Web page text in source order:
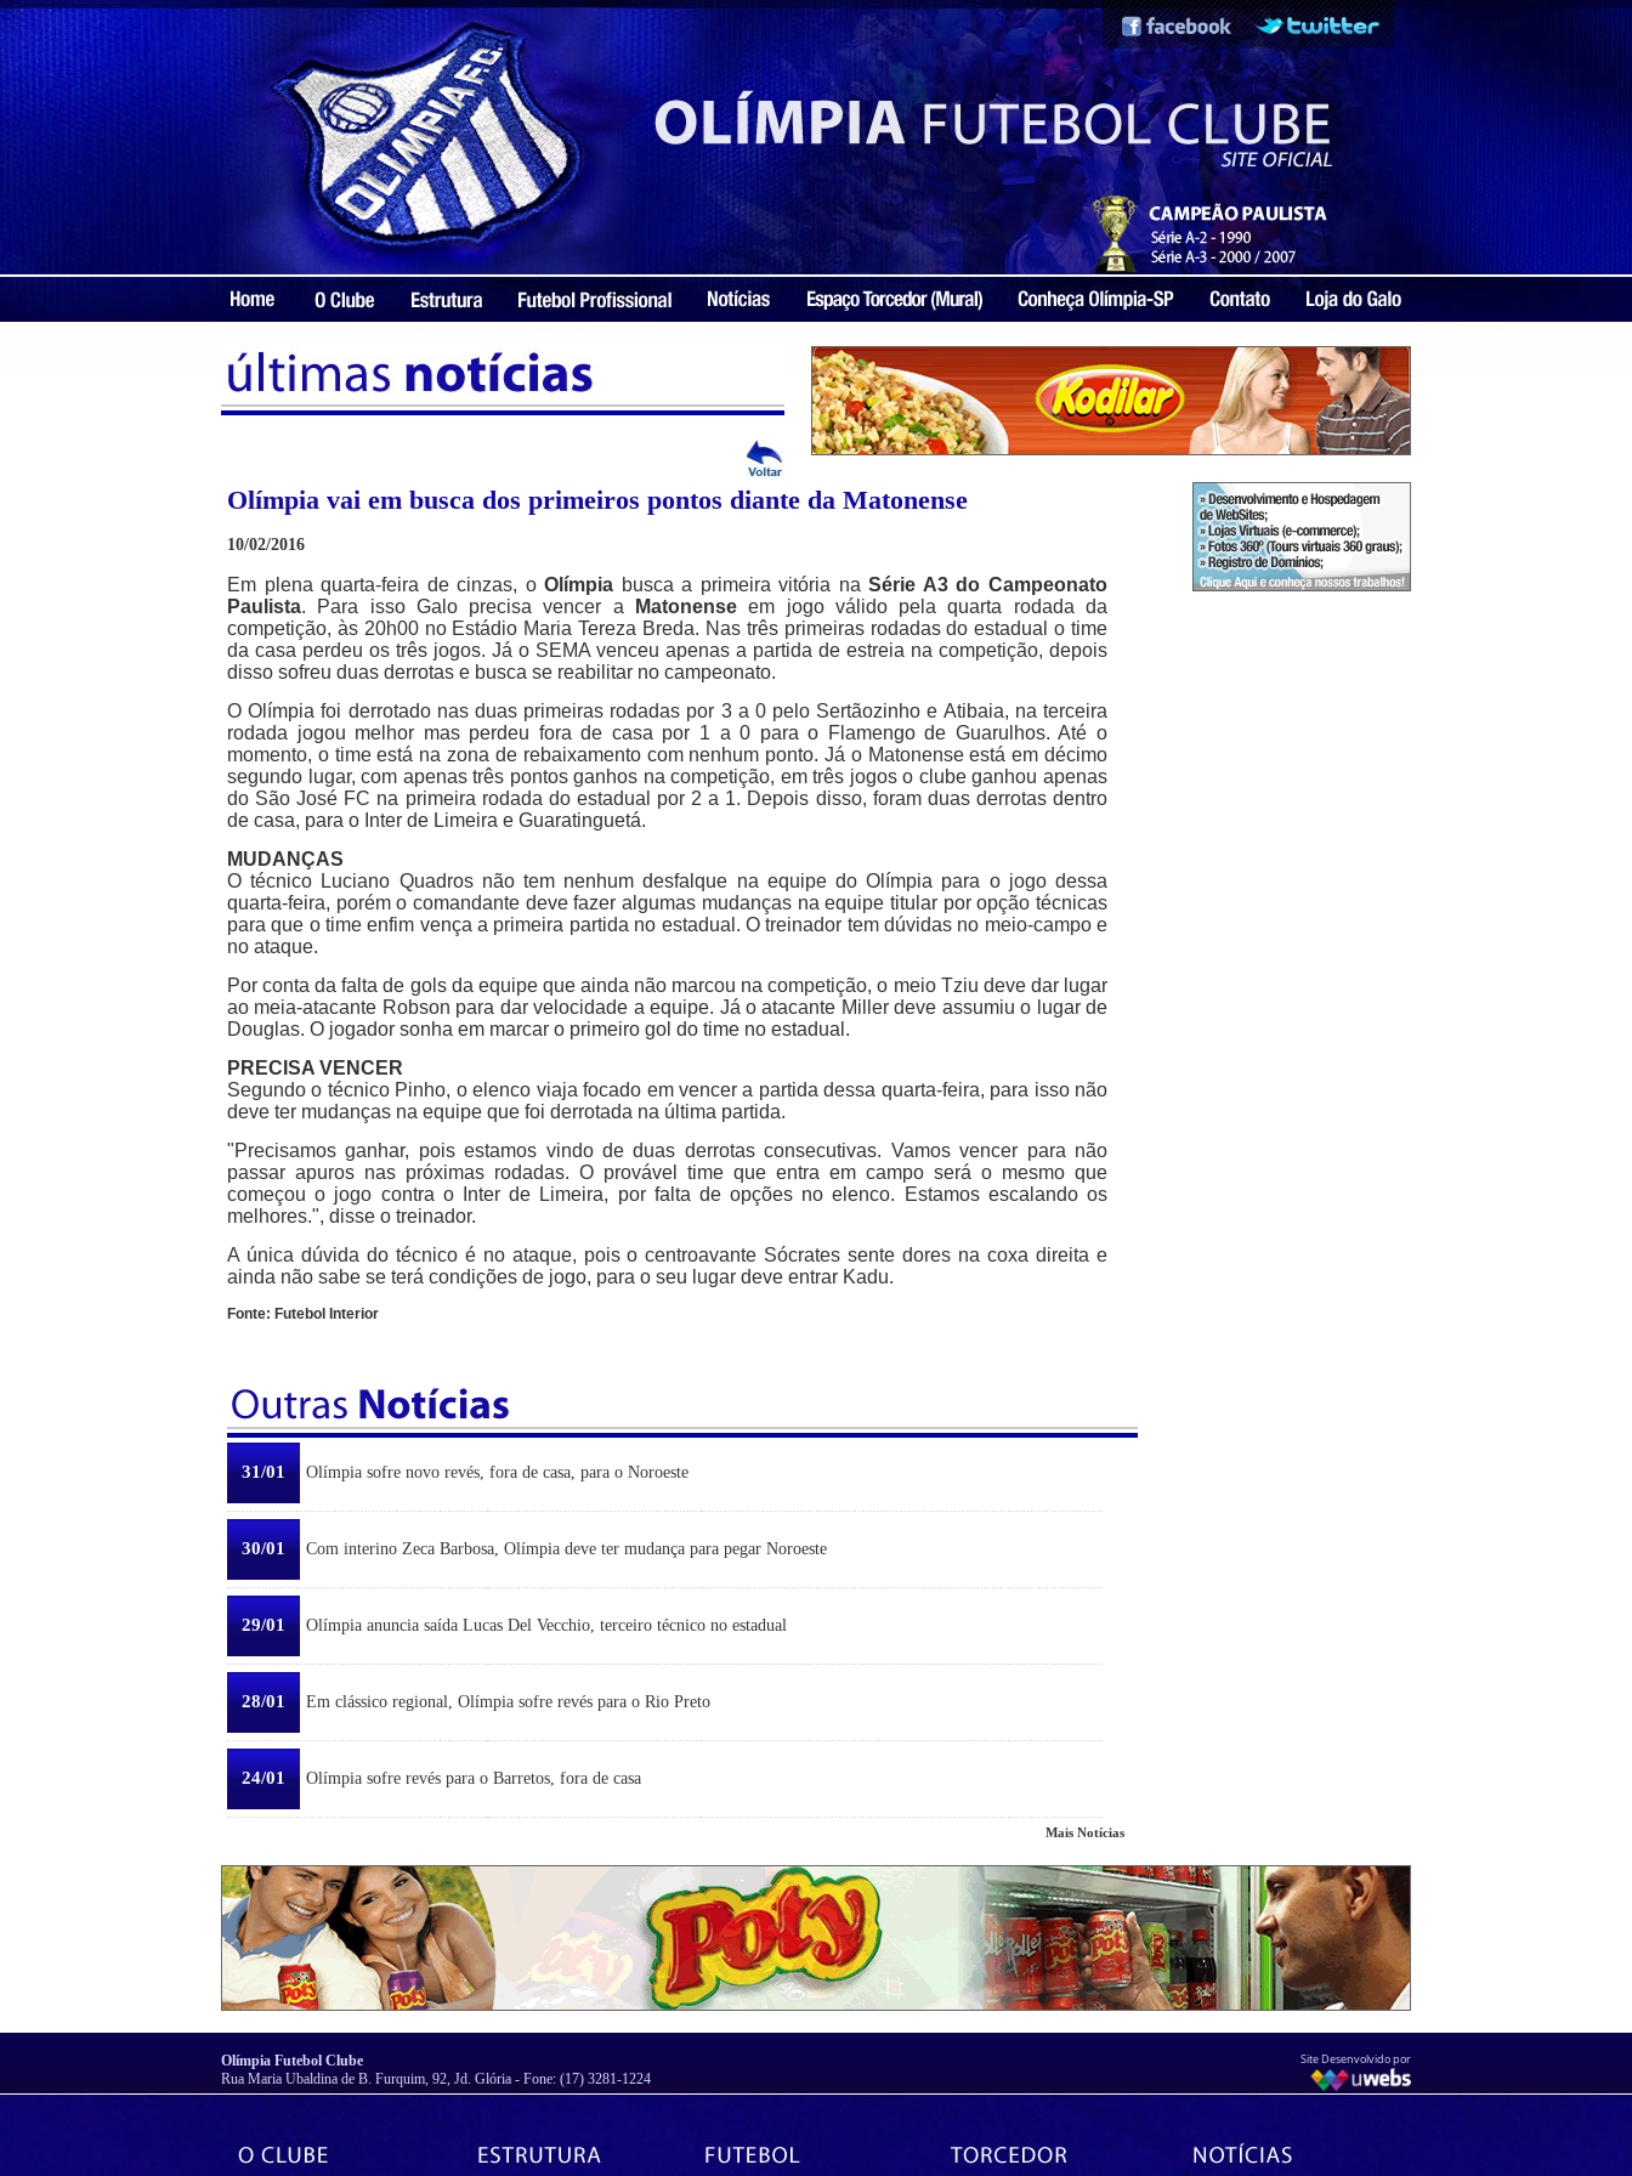
Olímpia vai em busca dos primeiros pontos diante da Matonense
10/02/2016
Em plena quarta-feira de cinzas, oOlímpia busca a primeira vitória naSérie A3 do Campeonato
Paulista. Para isso Galo precisa vencer a Matonenseem jogo válido pela quarta rodada da
competição, às 20h00 no Estádio Maria Tereza Breda. Nas três primeiras rodadas do estadual o time
da casa perdeu os três jogos. Já o SEMA venceu apenas a partida de estreia na competição, depois
disso sofreu duas derrotas e busca se reabilitar no campeonato.
O Olímpia foi derrotado nas duas primeiras rodadas por 3 a 0 pelo Sertãozinho e Atibaia, na terceira
rodada jogou melhor mas perdeu fora de casa por 1 a 0 para o Flamengo de Guarulhos. Até o
momento, o time está na zona de rebaixamento com nenhum ponto. Já o Matonense está em décimo
segundo lugar, com apenas três pontos ganhos na competição, em três jogos o clube ganhou apenas
do São José FC na primeira rodada do estadual por 2 a 1. Depois disso, foram duas derrotas dentro
de casa, para o Inter de Limeira e Guaratinguetá.
MUDANÇAS
O técnico Luciano Quadros não tem nenhum desfalque na equipe do Olímpia para o jogo dessa
quarta-feira, porém o comandante deve fazer algumas mudanças na equipe titular por opção técnicas
para que o time enfim vença a primeira partida no estadual. O treinador tem dúvidas no meio-campo e
no ataque.
Por conta da falta de gols da equipe que ainda não marcou na competição, o meio Tziu deve dar lugar
ao meia-atacante Robson para dar velocidade a equipe. Já o atacante Miller deve assumiu o lugar de
Douglas. O jogador sonha em marcar o primeiro gol do time no estadual.
PRECISA VENCER
Segundo o técnico Pinho, o elenco viaja focado em vencer a partida dessa quarta-feira, para isso não
deve ter mudanças na equipe que foi derrotada na última partida.
"Precisamos ganhar, pois estamos vindo de duas derrotas consecutivas. Vamos vencer para não
passar apuros nas próximas rodadas. O provável time que entra em campo será o mesmo que
começou o jogo contra o Inter de Limeira, por falta de opções no elenco. Estamos escalando os
melhores.", disse o treinador.
A única dúvida do técnico é no ataque, pois o centroavante Sócrates sente dores na coxa direita e
ainda não sabe se terá condições de jogo, para o seu lugar deve entrar Kadu.
Fonte: Futebol Interior
31/01 Olímpia sofre novo revés, fora de casa, para o Noroeste
30/01 Com interino Zeca Barbosa, Olímpia deve ter mudança para pegar Noroeste
29/01 Olímpia anuncia saída Lucas Del Vecchio, terceiro técnico no estadual
28/01 Em clássico regional, Olímpia sofre revés para o Rio Preto
24/01 Olímpia sofre revés para o Barretos, fora de casa
Mais Notícias
Olímpia Futebol Clube
Rua Maria Ubaldina de B. Furquim, 92, Jd. Glória - Fone: (17) 3281-1224
Site Desenvolvido por